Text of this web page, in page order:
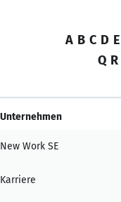
A B C D E
Q R
Unternehmen
New Work SE
Karriere